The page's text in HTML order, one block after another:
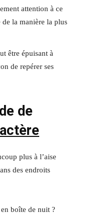
attention à ce
de la manière la plus
être épuisant à
de repérer ses
de
plus à l’aise
des endroits
boîte de nuit ?